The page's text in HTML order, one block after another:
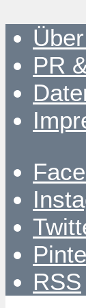
PR
RSS